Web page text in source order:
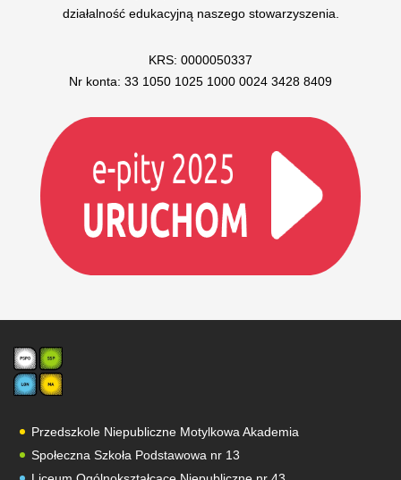
działalność edukacyjną naszego stowarzyszenia.
KRS: 0000050337
Nr konta: 33 1050 1025 1000 0024 3428 8409
Przedszkole Niepubliczne Motylkowa Akademia
Społeczna Szkoła Podstawowa nr 13